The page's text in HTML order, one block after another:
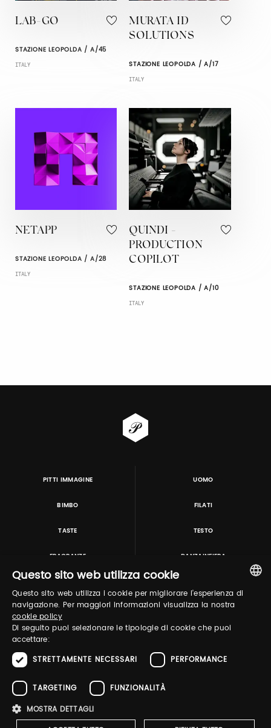
LAB-GO
STAZIONE LEOPOLDA / A/45
ITALY
MURATA ID
SOLUTIONS
STAZIONE LEOPOLDA / A/17
ITALY
NETAPP
STAZIONE LEOPOLDA / A/28
ITALY
QUINDI -
PRODUCTION
COPILOT
STAZIONE LEOPOLDA / A/10
ITALY
PITTI IMMAGINE UOMO
BIMBO FILATI
TASTE TESTO
FRAGRANZE DANZAINFIERA
TUTORING & CONSULTING
Pitti Immagine S.r.l. P.I./CF 03443240480 Capitale sociale 648.457 € N° iscriz. Reg.
imprese Firenze REA FI-363274 ·
Whistleblowing ·Cookies Policy
ITALIAN
Questo sito web utilizza cookie
Questo sito web utilizza i cookie per migliorare l'esperienza di
navigazione. Per maggiori informazioni visualizza la nostra
cookie policy
Di seguito puoi selezionare le tipologie di cookie che puoi
accettare:
STRETTAMENTE NECESSARI
PERFORMANCE
TARGETING
FUNZIONALITÀ
MOSTRA DETTAGLI